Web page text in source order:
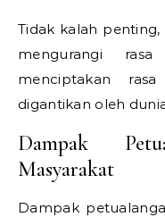
Tidak kalah
mengurangi
menciptakan
digantikan oleh
Dampak
Masyarakat
Dampak